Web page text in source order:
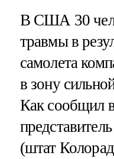
В США 30
травмы в
самолета
в зону
Как сообщил
(штат